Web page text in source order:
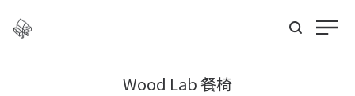
Wood Lab 餐椅